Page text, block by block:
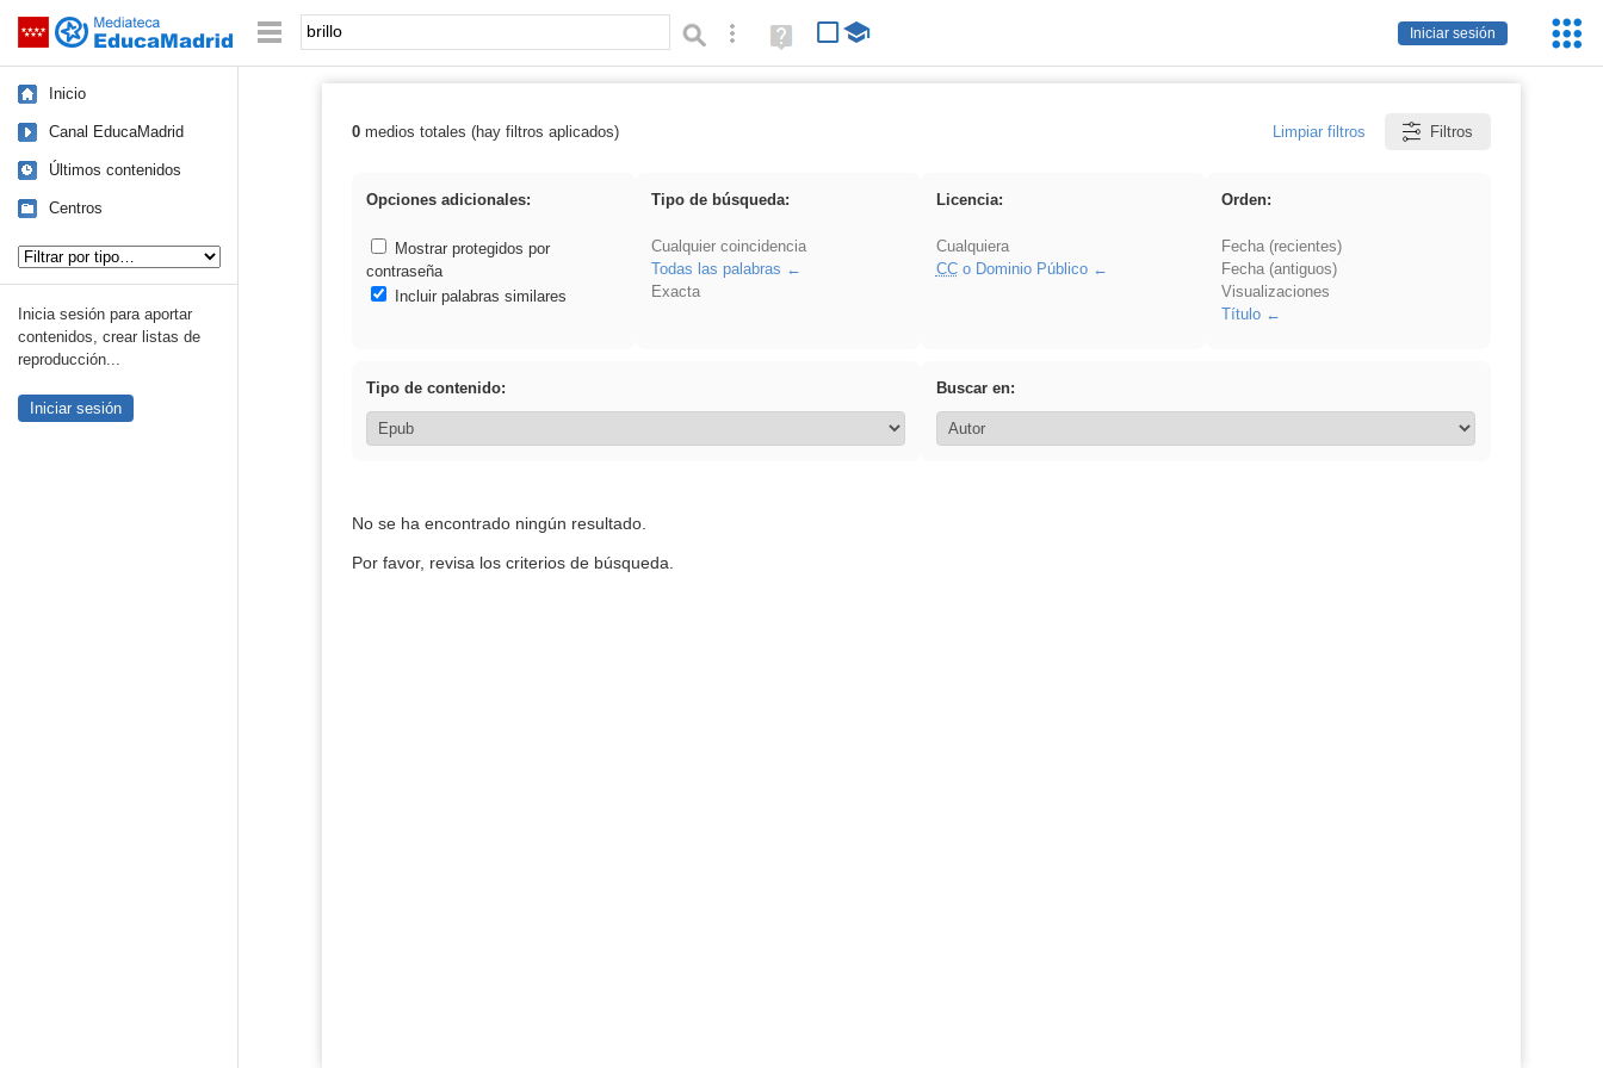
Saltar navegación
Iniciar sesión
Palabra o frase: Búsqueda avanzada
Ayuda
(en
Inicio
Canal EducaMadrid
Últimos contenidos
Centros
Inicia sesión para aportar
contenidos, crear listas de
reproducción...
Iniciar sesión
Resultados de: brillo
0medios totales (hay filtros aplicados) Limpiar filtros Filtros
Opciones adicionales:
Mostrar protegidos por
contraseña
Incluir palabras similares
Tipo de búsqueda:
Cualquier coincidencia
Todas las palabras
Exacta
Licencia:
Cualquiera
CCo Dominio Público
Orden:
Fecha (recientes)
Fecha (antiguos)
Visualizaciones
Título
Tipo de contenido: Buscar en:
No se ha encontrado ningún resultado.
Por favor, revisa los criterios de búsqueda.